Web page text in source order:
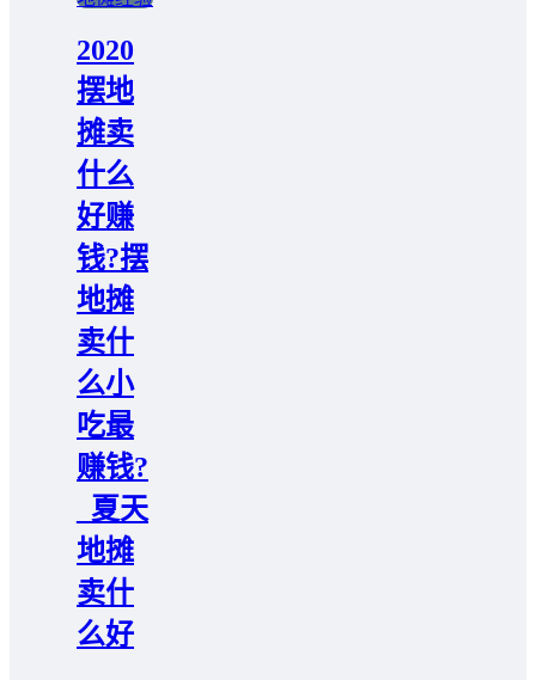
2020
摆地
摊卖
什么
好赚
钱?摆
地摊
卖什
么小
吃最
赚钱?
_夏天
地摊
卖什
么好